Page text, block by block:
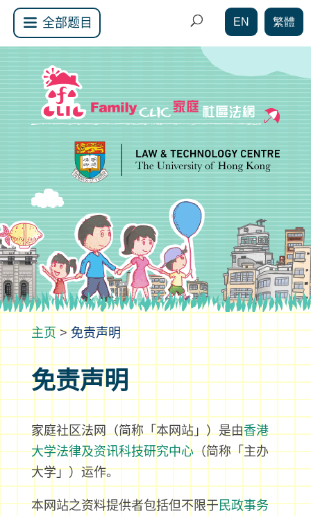
全部题目 EN 繁體
>免责声明
免责声明
家庭社区法网（简称「本网站」）是由香港
大学法律及资讯科技研究中心（简称「主办
大学」）运作。
本网站之资料提供者包括但不限于民政事务